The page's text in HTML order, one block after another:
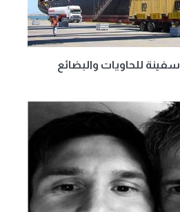
ميناء دمياط يتداول 20 سفينة للحاويات والبضائع